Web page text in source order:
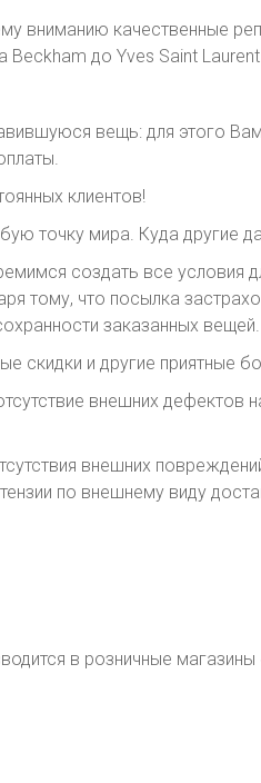
вниманию качественные
Beckham до Yves Saint
вещь: для этого
клиентов!
точку мира. Куда другие
создать все условия
тому, что посылка
заказанных вещей.
скидки и другие приятные
внешних
внешних
по внешнему виду
в розничные магазины